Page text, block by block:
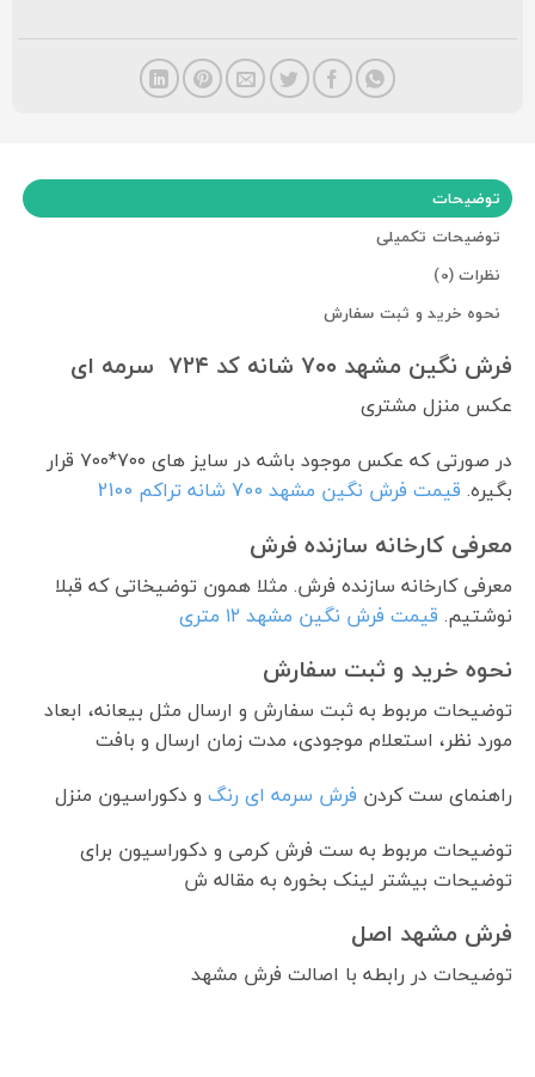
توضیحات
توضیحات تکمیلی
نظرات (0)
نحوه خرید و ثبت سفارش
فرش نگین مشهد ۷۰۰ شانه کد ۷۲۴ سرمه ای
عکس منزل مشتری
در صورتی که عکس موجود باشه در سایز های ۷۰۰*۷۰۰ قرار
بگیره. قیمت فرش نگین مشهد 700 شانه تراکم 2100
معرفی کارخانه سازنده فرش
معرفی کارخانه سازنده فرش. مثلا همون توضیخاتی که قبلا
نوشتیم. قیمت فرش نگین مشهد ۱۲ متری
نحوه خرید و ثبت سفارش
توضیحات مربوط به ثبت سفارش و ارسال مثل بیعانه، ابعاد
مورد نظر، استعلام موجودی، مدت زمان ارسال و بافت
راهنمای ست کردن فرش سرمه ای رنگو دکوراسیون منزل
توضیحات مربوط به ست فرش کرمی و دکوراسیون برای
توضیحات بیشتر لینک بخوره به مقاله ش
فرش مشهد اصل
توضیحات در رابطه با اصالت فرش مشهد